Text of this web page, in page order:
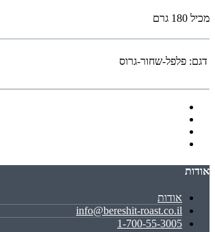
מכיל 180 גרם
דגם: פלפל-שחור-גרוס
אודות
אודות
info@bereshit-roast.co.il
1-700-55-3005